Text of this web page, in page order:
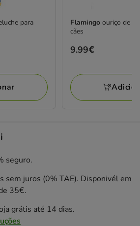
para
Flamingoouriço de
cães
Preço
9.99€
seguro.
sem juros (0% TAE). Disponivél em
35€.
grátis até 14 dias.